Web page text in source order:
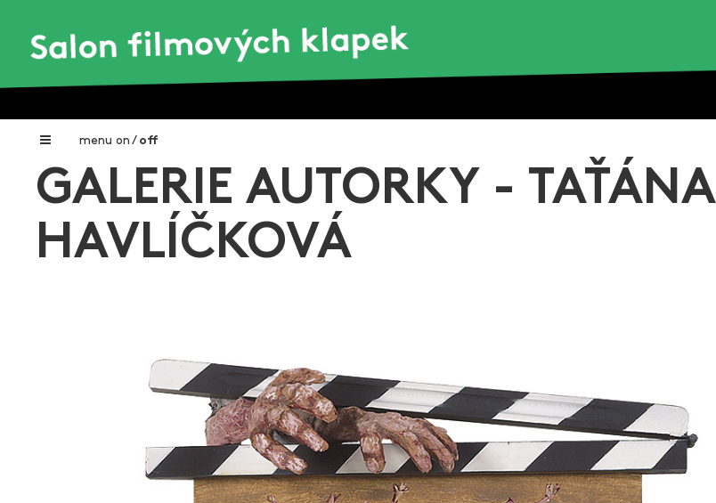
menu on / off
Home
Nadační fond FILMTALENT ZLÍN
Galerie filmových klapek
Aktuální výstavy
GALERIE AUTORKY - TAŤÁNA
HAVLÍČKOVÁ